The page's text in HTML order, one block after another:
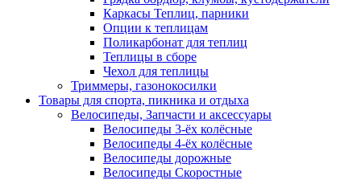
Каркасы Теплиц, парники
Опции к теплицам
Поликарбонат для теплиц
Теплицы в сборе
Чехол для теплицы
Триммеры, газонокосилки
Товары для спорта, пикника и отдыха
Велосипеды, Запчасти и аксессуары
Велосипеды 3-ёх колёсные
Велосипеды 4-ёх колёсные
Велосипеды дорожные
Велосипеды Скоростные